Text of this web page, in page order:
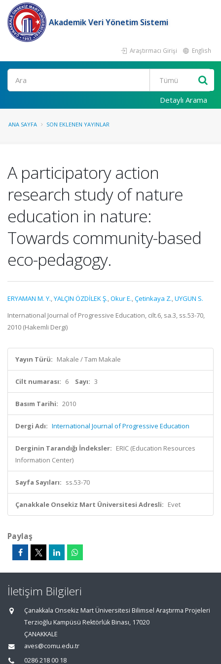
Akademik Veri Yönetim Sistemi
Araştırmacı Girişi English
Ara
Detaylı Arama
ANA SAYFA SON EKLENEN YAYINLAR
A participatory action
research study of nature
education in nature:
Towards community-based
eco-pedagogy.
ERYAMAN M. Y.,YALÇIN ÖZDİLEK Ş.,Okur E.,Çetinkaya Z.,UYGUN S.
International Journal of Progressive Education, cilt.6, sa.3, ss.53-70,
2010 (Hakemli Dergi)
Yayın Türü: Makale / Tam Makale
Cilt numarası: 6 Sayı: 3
Basım Tarihi: 2010
Dergi Adı: International Journal of Progressive Education
Derginin Tarandığı İndeksler: ERIC (Education Resources
Information Center)
Sayfa Sayıları: ss.53-70
Çanakkale Onsekiz Mart Üniversitesi Adresli: Evet
Paylaş
İletişim Bilgileri
Çanakkala Onsekiz Mart Üniversitesi Bilimsel Araştırma Projeleri
Terzioğlu Kampüsü Rektörlük Binası, 17020
ÇANAKKALE
aves@comu.edu.tr
0286 218 00 18